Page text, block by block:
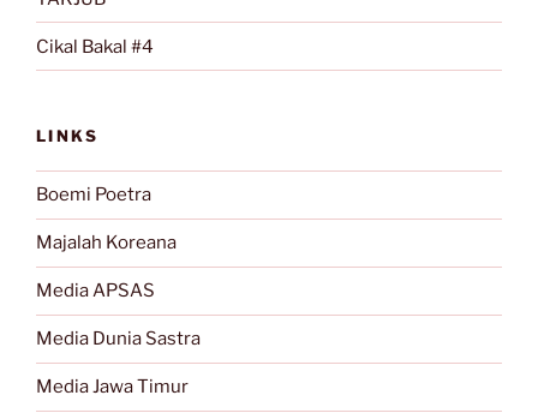
Cikal Bakal #4
LINKS
Boemi Poetra
Majalah Koreana
Media APSAS
Media Dunia Sastra
Media Jawa Timur